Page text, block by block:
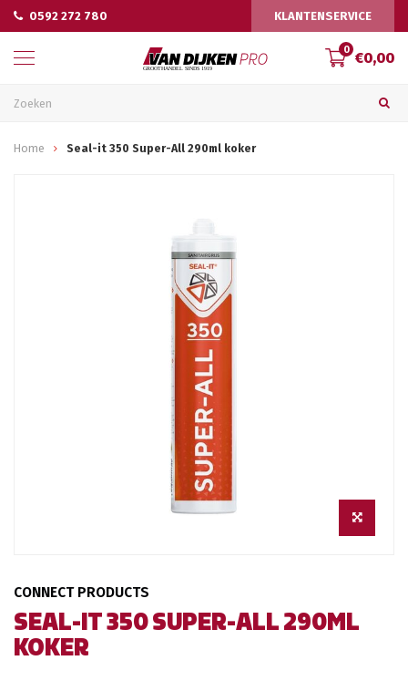
0592 272 780 KLANTENSERVICE
0 €0,00
Home Seal-it 350 Super-All 290ml koker
SEAL-IT 350 SUPER-ALL 290ML
KOKER
CONNECT PRODUCTS